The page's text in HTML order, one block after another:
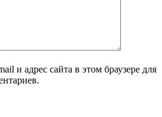
и адрес сайта в этом браузере для